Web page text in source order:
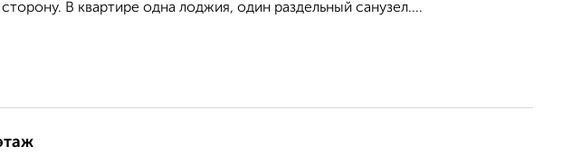
В квартире одна лоджия, один раздельный санузел....